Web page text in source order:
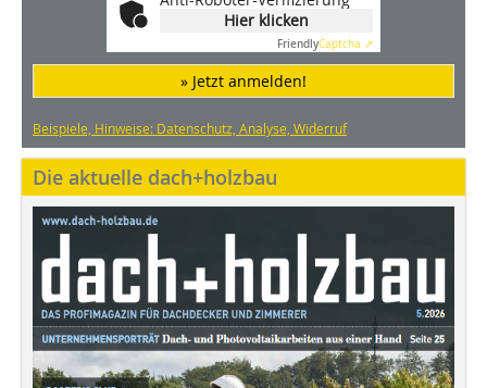
Hier klicken
FriendlyCaptcha ⇗
» Jetzt anmelden!
Beispiele, Hinweise: Datenschutz, Analyse, Widerruf
Die aktuelle dach+holzbau